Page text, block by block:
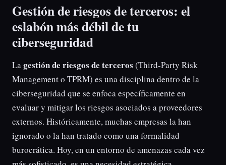
Gestión de riesgos de terceros: el
eslabón más débil de tu
ciberseguridad
Lagestión de riesgos de terceros (Third-Party Risk
Management o TPRM) es una disciplina dentro de la
ciberseguridad que se enfoca específicamente en
evaluar y mitigar los riesgos asociados a proveedores
externos. Históricamente, muchas empresas la han
ignorado o la han tratado como una formalidad
burocrática. Hoy, en un entorno de amenazas cada vez